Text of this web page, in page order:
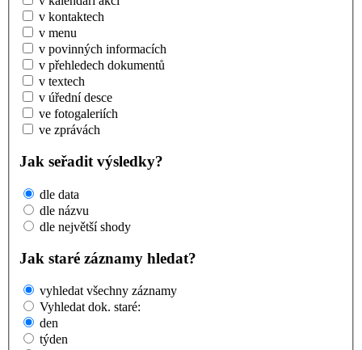
v kontaktech
v menu
v povinných informacích
v přehledech dokumentů
v textech
v úřední desce
ve fotogaleriích
ve zprávách
Jak seřadit výsledky?
dle data
dle názvu
dle největší shody
Jak staré záznamy hledat?
vyhledat všechny záznamy
Vyhledat dok. staré:
den
týden